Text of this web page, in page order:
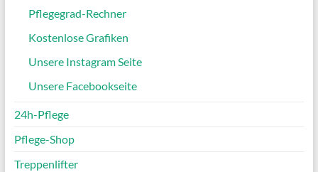
Pflegegrad-Rechner
Kostenlose Grafiken
Unsere Instagram Seite
Unsere Facebookseite
24h-Pflege
Pflege-Shop
Treppenlifter